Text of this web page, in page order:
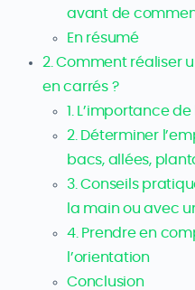
avant de
En résumé
2. Comment réaliser
en carrés ?
1. L’importance
2. Déterminer
bacs, allées,
3. Conseils
la main ou avec
4. Prendre en
l’orientation
Conclusion